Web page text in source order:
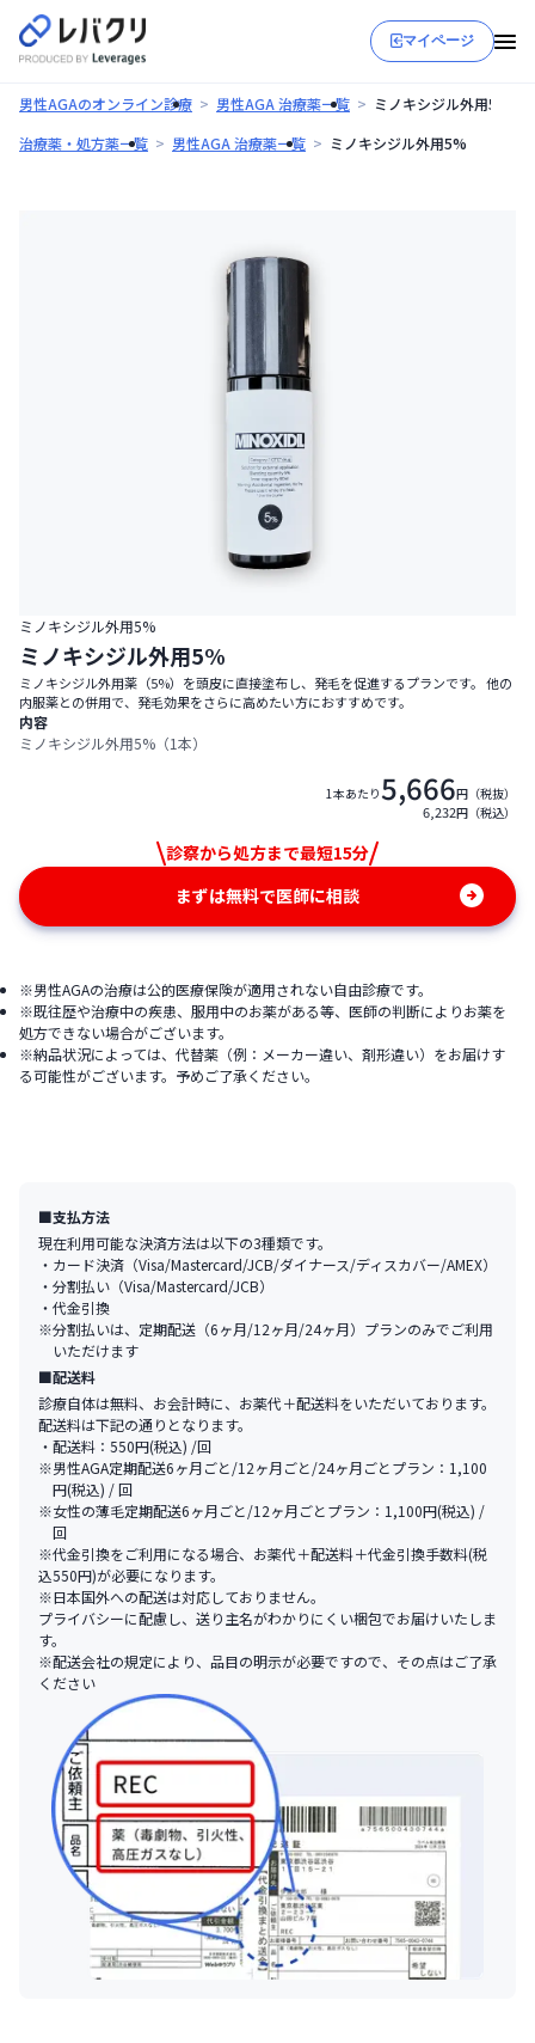
マイページ
男性AGAのオンライン診療 男性AGA 治療薬一覧
ミノキシジル外用5%
治療薬・処方薬一覧
男性AGA 治療薬一覧 ミノキシジル外用5%
ミノキシジル外用5%
ミノキシジル外用5%
ミノキシジル外用薬（5%）を頭皮に直接塗布し、発毛を促進するプランです。 他の
内服薬との併用で、発毛効果をさらに高めたい方におすすめです。
内容
ミノキシジル外用5%（1本）
1本あたり 5,666円（税抜）
6,232円（税込）
診察から処方まで最短15分
まずは無料で医師に相談
※男性AGAの治療は公的医療保険が適用されない自由診療です。
※既往歴や治療中の疾患、服用中のお薬がある等、医師の判断によりお薬を
処方できない場合がございます。
※納品状況によっては、代替薬（例：メーカー違い、剤形違い）をお届けす
る可能性がございます。予めご了承ください。
■支払方法
現在利用可能な決済方法は以下の3種類です。
・カード決済（Visa/Mastercard/JCB/ダイナース/ディスカバー/AMEX）
・分割払い（Visa/Mastercard/JCB）
・代金引換
※分割払いは、定期配送（6ヶ月/12ヶ月/24ヶ月）プランのみでご利用
いただけます
■配送料
診療自体は無料、お会計時に、お薬代＋配送料をいただいております。
配送料は下記の通りとなります。
・配送料：550円(税込) /回
※男性AGA定期配送6ヶ月ごと/12ヶ月ごと/24ヶ月ごとプラン：1,100
円(税込) / 回
※女性の薄毛定期配送6ヶ月ごと/12ヶ月ごとプラン：1,100円(税込) /
回
※代金引換をご利用になる場合、お薬代＋配送料＋代金引換手数料(税
込550円)が必要になります。
※日本国外への配送は対応しておりません。
プライバシーに配慮し、送り主名がわかりにくい梱包でお届けいたしま
す。
※配送会社の規定により、品目の明示が必要ですので、その点はご了承
ください